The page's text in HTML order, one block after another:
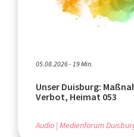
05.08.2026 - 19 Min.
Unser Duisburg:
Verbot, Heimat 053
Audio Medienforum